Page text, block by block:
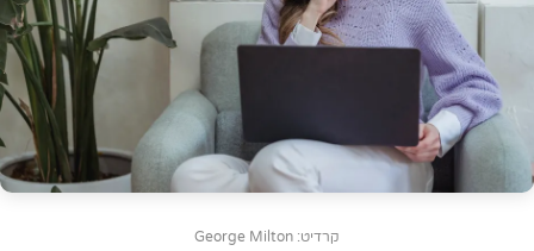
קרדיט: George Milton